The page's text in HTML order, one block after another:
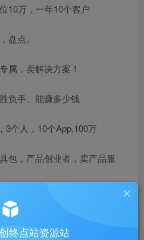
10万，一年10个客户
盘点。
属，卖解决方案！
负手、能赚多少钱
3个人，10个App,100万
包，产品创业者，卖产品服
清单
终点站资源站